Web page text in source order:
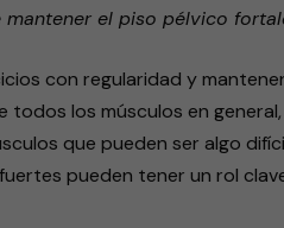
el piso pélvico
con regularidad y
todos los músculos en
que pueden ser algo
pueden tener un rol